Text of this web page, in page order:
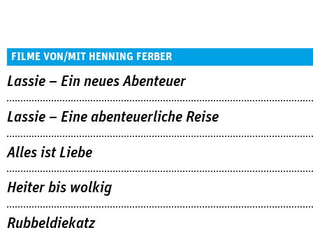
FILME VON/MIT HENNING FERBER
Lassie – Ein neues Abenteuer
Lassie – Eine abenteuerliche Reise
Alles ist Liebe
Heiter bis wolkig
Rubbeldiekatz